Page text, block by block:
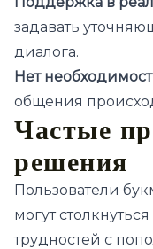
задавать
диалога.
Нет
общения
Частые
решения
Пользователи
могут
трудностей с